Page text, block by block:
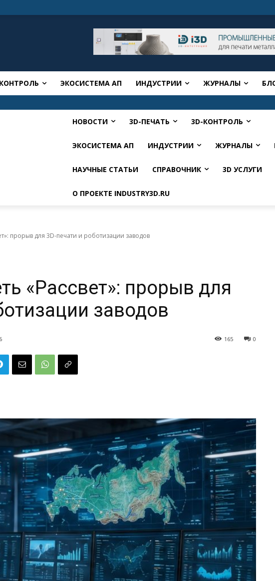
ЭКОСИСТЕМА АП ИНДУСТРИИ ЖУРНАЛЫ
НОВОСТИ 3D-ПЕЧАТЬ 3D-КОНТРОЛЬ
ЭКОСИСТЕМА АП ИНДУСТРИИ ЖУРНАЛЫ
НАУЧНЫЕ СТАТЬИ СПРАВОЧНИК 3D УСЛУГИ
О ПРОЕКТЕ INDUSTRY3D.RU
прорыв для 3D-печати и роботизации заводов
«Рассвет»: прорыв для
заводов
0
165